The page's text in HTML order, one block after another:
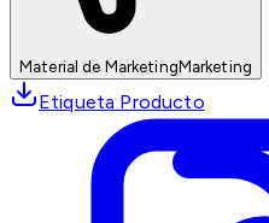
Material de MarketingMarketing
Etiqueta Producto